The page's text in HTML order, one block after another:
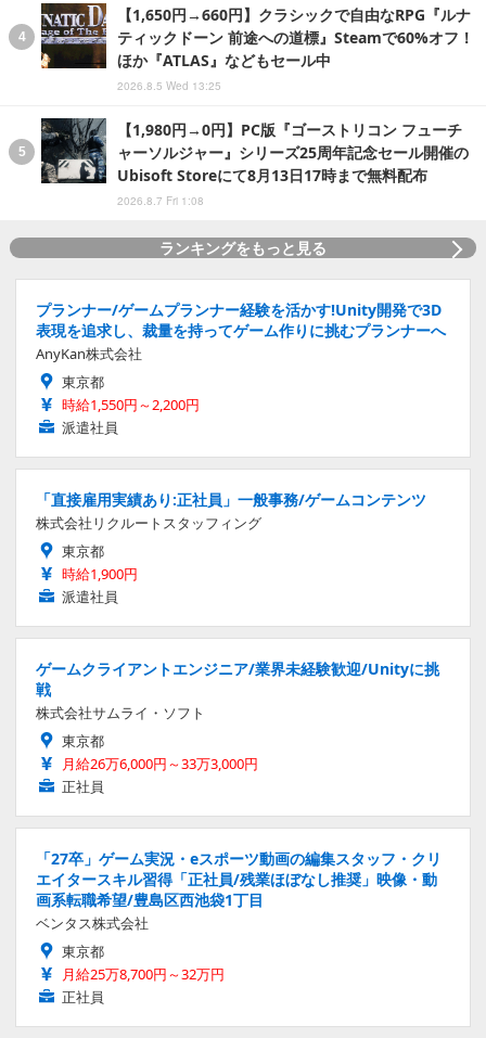
【1,650円→660円】クラシックで自由なRPG『ルナ
ティックドーン 前途への道標』Steamで60%オフ！
ほか『ATLAS』などもセール中
2026.8.5 Wed 13:25
【1,980円→0円】PC版『ゴーストリコン フューチ
ャーソルジャー』シリーズ25周年記念セール開催の
Ubisoft Storeにて8月13日17時まで無料配布
2026.8.7 Fri 1:08
ランキングをもっと見る
プランナー/ゲームプランナー経験を活かす!Unity開発で3D
表現を追求し、裁量を持ってゲーム作りに挑むプランナーへ
AnyKan株式会社
東京都
時給1,550円～2,200円
派遣社員
「直接雇用実績あり:正社員」一般事務/ゲームコンテンツ
株式会社リクルートスタッフィング
東京都
時給1,900円
派遣社員
ゲームクライアントエンジニア/業界未経験歓迎/Unityに挑
戦
株式会社サムライ・ソフト
東京都
月給26万6,000円～33万3,000円
正社員
「27卒」ゲーム実況・eスポーツ動画の編集スタッフ・クリ
エイタースキル習得「正社員/残業ほぼなし推奨」映像・動
画系転職希望/豊島区西池袋1丁目
ベンタス株式会社
東京都
月給25万8,700円～32万円
正社員